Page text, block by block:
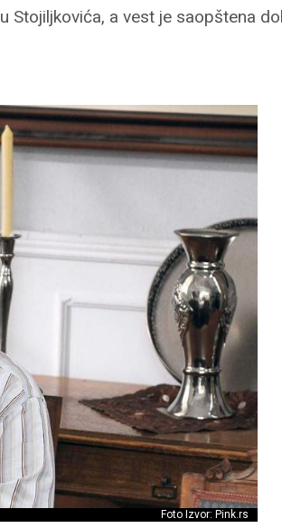
Stojiljkovića, a vest je saopštena
Foto Izvor: Pink.rs